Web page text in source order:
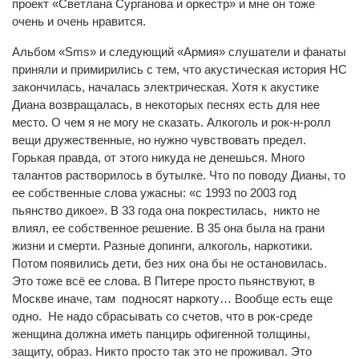
проект «Светлана Сурганова и оркестр» и мне он тоже
очень и очень нравится.
Альбом «Sms» и следующий «Армия» слушатели и фанаты
приняли и примирились с тем, что акустическая история НС
закончилась, началась электрическая. Хотя к акустике
Диана возвращалась, в некоторых песнях есть для нее
место. О чем я не могу не сказать. Алкоголь и рок-н-ролл
вещи дружественные, но нужно чувствовать предел.
Горькая правда, от этого никуда не денешься. Много
талантов растворилось в бутылке. Что по поводу Дианы, то
ее собственные слова ужасны: «с 1993 по 2003 год
пьянство дикое». В 33 года она покрестилась, никто не
влиял, ее собственное решение. В 35 она была на грани
жизни и смерти. Разные допинги, алкоголь, наркотики.
Потом появились дети, без них она бы не остановилась.
Это тоже всё ее слова. В Питере просто пьянствуют, в
Москве иначе, там подносят наркоту… Вообще есть еще
одно. Не надо сбрасывать со счетов, что в рок-среде
женщина должна иметь панцирь офигенной толщины,
защиту, образ. Никто просто так это не проживал. Это